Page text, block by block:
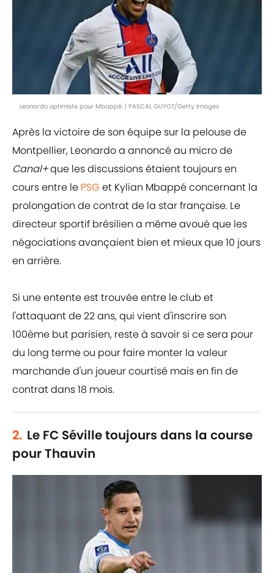
Leonardo optimiste pour Mbappé. | PASCAL GUYOT/Getty Images
Après la victoire de son équipe sur la pelouse de
Montpellier, Leonardo a annoncé au micro de
Canal+que les discussions étaient toujours en
cours entre le PSG et Kylian Mbappé concernant la
prolongation de contrat de la star française. Le
directeur sportif brésilien a même avoué que les
négociations avançaient bien et mieux que 10 jours
en arrière.
Si une entente est trouvée entre le club et
l'attaquant de 22 ans, qui vient d'inscrire son
100ème but parisien, reste à savoir si ce sera pour
du long terme ou pour faire monter la valeur
marchande d'un joueur courtisé mais en fin de
contrat dans 18 mois.
2. Le FC Séville toujours dans la course
pour Thauvin